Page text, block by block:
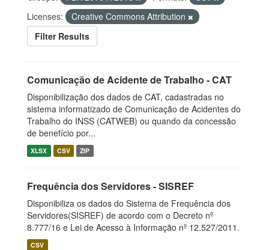
Licenses:
Creative Commons Attribution
Filter Results
Comunicação de Acidente de Trabalho - CAT
Disponibilização dos dados de CAT, cadastradas no
sistema informatizado de Comunicação de Acidentes do
Trabalho do INSS (CATWEB) ou quando da concessão
de benefício por...
XLSX CSV ZIP
Frequência dos Servidores - SISREF
Disponibiliza os dados do Sistema de Frequência dos
Servidores(SISREF) de acordo com o Decreto nº
8.777/16 e Lei de Acesso à Informação nº 12.527/2011.
CSV